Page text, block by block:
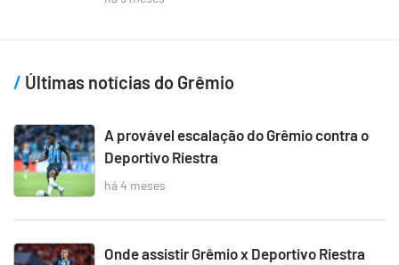
Últimas notícias do Grêmio
A provável escalação do Grêmio contra o
Deportivo Riestra
há 4 meses
Onde assistir Grêmio x Deportivo Riestra